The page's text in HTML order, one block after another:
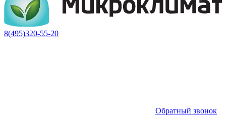
8(495)320-55-20
Обратный звонок